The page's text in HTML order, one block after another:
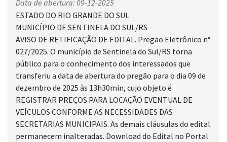
Data de abertura: 09-12-2025
ESTADO DO RIO GRANDE DO SUL
MUNICÍPIO DE SENTINELA DO SUL/RS
AVISO DE RETIFICAÇÃO DE EDITAL. Pregão Eletrônico n°
027/2025. O município de Sentinela do Sul/RS torna
público para o conhecimento dos interessados que
transferiu a data de abertura do pregão para o dia 09 de
dezembro de 2025 às 13h30min, cujo objeto é
REGISTRAR PREÇOS PARA LOCAÇÃO EVENTUAL DE
VEÍCULOS CONFORME AS NECESSIDADES DAS
SECRETARIAS MUNICIPAIS. As demais cláusulas do edital
permanecem inalteradas. Download do Edital no Portal